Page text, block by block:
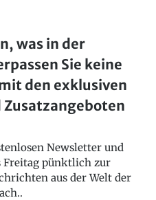
was in der
Sie keine
den exklusiven
Zusatzangeboten
Newsletter und
Freitag pünktlich zur
aus der Welt der